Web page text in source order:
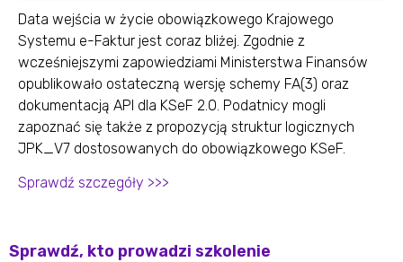
Data wejścia w życie obowiązkowego Krajowego
Systemu e-Faktur jest coraz bliżej. Zgodnie z
wcześniejszymi zapowiedziami Ministerstwa Finansów
opublikowało ostateczną wersję schemy FA(3) oraz
dokumentacją API dla KSeF 2.0. Podatnicy mogli
zapoznać się także z propozycją struktur logicznych
JPK_V7 dostosowanych do obowiązkowego KSeF.
Sprawdź szczegóły >>>
Sprawdź, kto prowadzi szkolenie